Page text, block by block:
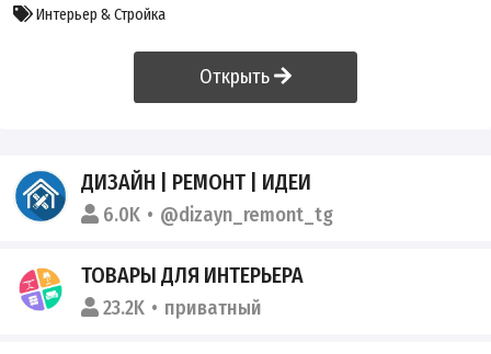
Интерьер & Стройка
Открыть
ДИЗАЙН | РЕМОНТ | ИДЕИ
6.0K @dizayn_remont_tg
ТОВАРЫ ДЛЯ ИНТЕРЬЕРА
23.2K приватный